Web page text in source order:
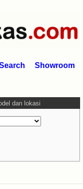
Showroom
dan lokasi